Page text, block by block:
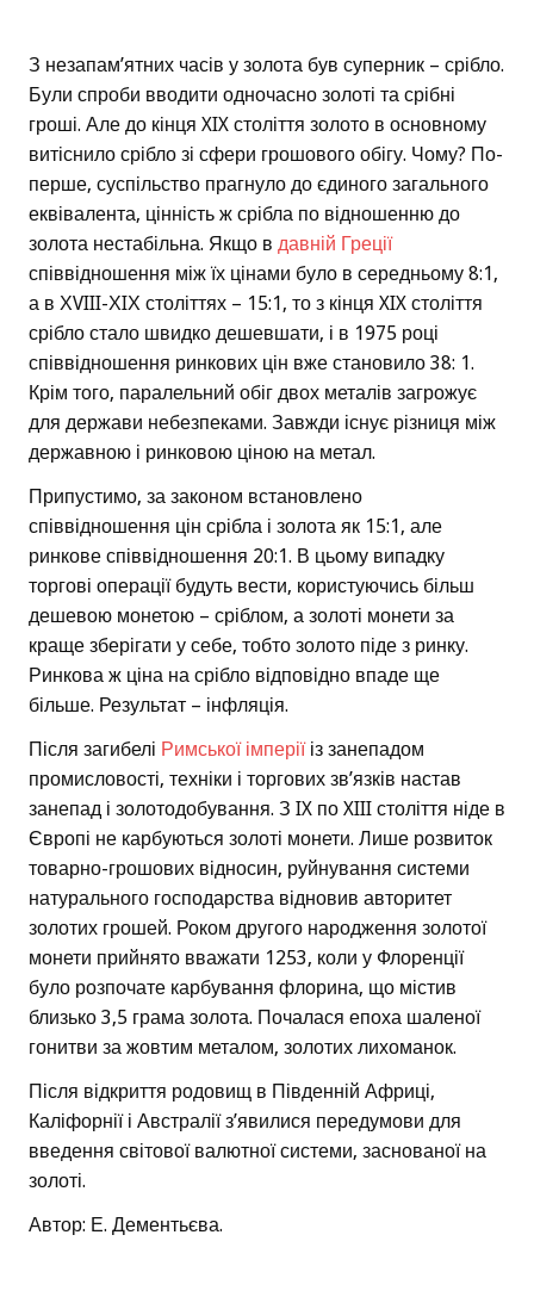
З незапам’ятних часів у золота був суперник – срібло.
Були спроби вводити одночасно золоті та срібні
гроші. Але до кінця XIX століття золото в основному
витіснило срібло зі сфери грошового обігу. Чому? По-
перше, суспільство прагнуло до єдиного загального
еквівалента, цінність ж срібла по відношенню до
золота нестабільна. Якщо в давній Греції
співвідношення між їх цінами було в середньому 8:1,
а в ХVIII-ХIХ століттях – 15:1, то з кінця XIX століття
срібло стало швидко дешевшати, і в 1975 році
співвідношення ринкових цін вже становило 38: 1.
Крім того, паралельний обіг двох металів загрожує
для держави небезпеками. Завжди існує різниця між
державною і ринковою ціною на метал.
Припустимо, за законом встановлено
співвідношення цін срібла і золота як 15:1, але
ринкове співвідношення 20:1. В цьому випадку
торгові операції будуть вести, користуючись більш
дешевою монетою – сріблом, а золоті монети за
краще зберігати у себе, тобто золото піде з ринку.
Ринкова ж ціна на срібло відповідно впаде ще
більше. Результат – інфляція.
Після загибелі Римської імперіїіз занепадом
промисловості, техніки і торгових зв’язків настав
занепад і золотодобування. З IX по XIII століття ніде в
Європі не карбуються золоті монети. Лише розвиток
товарно-грошових відносин, руйнування системи
натурального господарства відновив авторитет
золотих грошей. Роком другого народження золотої
монети прийнято вважати 1253, коли у Флоренції
було розпочате карбування флорина, що містив
близько 3,5 грама золота. Почалася епоха шаленої
гонитви за жовтим металом, золотих лихоманок.
Після відкриття родовищ в Південній Африці,
Каліфорнії і Австралії з’явилися передумови для
введення світової валютної системи, заснованої на
золоті.
Автор: Е. Дементьєва.